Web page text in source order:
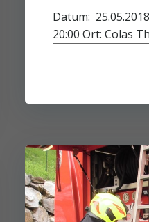
Datum:
20:00 Ort: Colas